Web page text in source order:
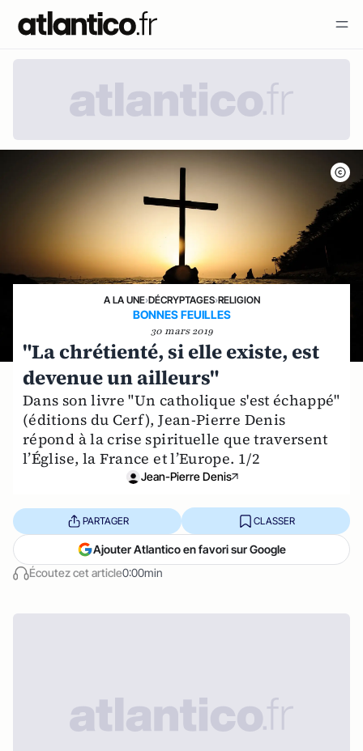
A LA UNE›DÉCRYPTAGES›RELIGION
BONNES FEUILLES
30 mars 2019
"La chrétienté, si elle existe, est
devenue un ailleurs"
Dans son livre "Un catholique s'est échappé"
(éditions du Cerf), Jean-Pierre Denis
répond à la crise spirituelle que traversent
l’Église, la France et l’Europe. 1/2
Jean-Pierre Denis
Écoutez cet article0:00min
PARTAGER CLASSER
Ajouter Atlantico en favori sur Google